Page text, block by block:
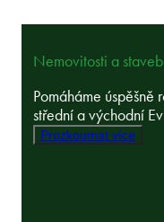
Nemovitosti a
Pomáháme
střední a východní
Prozkoumat více